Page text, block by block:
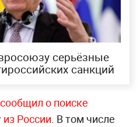
серьёзные
санкций
о поиске
России. В том числе